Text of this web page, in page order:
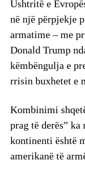
Ushtritë e
në një përpjekje
armatime – me
Donald Trump
këmbëngulja e
rrisin buxhetet e
Kombinimi
prag të derës”
kontinenti është
amerikanë të